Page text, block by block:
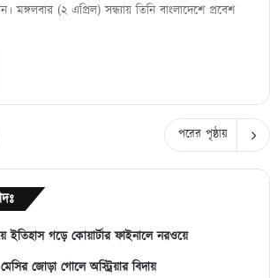
মঙ্গলবার (২ এপ্রিল) সন্ধ্যায় তিনি বাংলাদেশে প্রবেশ
পরের পৃষ্ঠায়
ইতিহাস গড়ে কোয়ার্টার ফাইনালে নরওয়ে
জোড়া গোলে অস্ট্রিয়ার বিদায়